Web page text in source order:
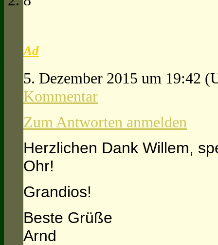
Ad
5. Dezember 2015 um 19:42
Kommentar
Zum Antworten anmelden
Herzlichen Dank Willem,
Ohr!
Grandios!
Beste Grüße
Arnd